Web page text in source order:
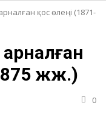
қос өлеңі (1871-
арналған
жж.)
0